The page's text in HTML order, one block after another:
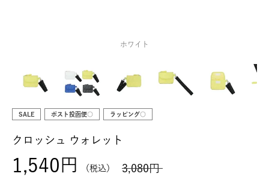
ホワイト
SALE ポスト投函便○ ラッピング○
クロッシュ ウォレット
3,080
1,540 税込